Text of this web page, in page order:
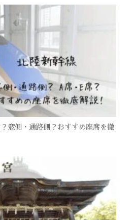
窓側・通路側？おすすめ座席を徹